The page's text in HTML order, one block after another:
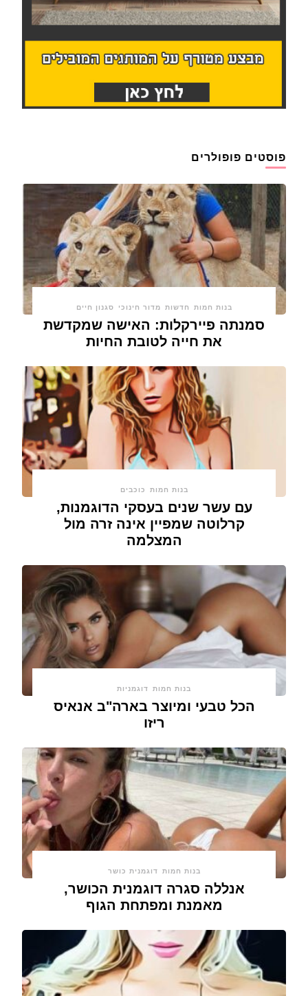
פוסטים פופולרים
בנות חמות חדשות מדור חינוכי סגנון חיים
סמנתה פיירקלות: האישה שמקדשת
את חייה לטובת החיות
בנות חמות כוכבים
עם עשר שנים בעסקי הדוגמנות,
קרלוטה שמפיין אינה זרה מול
המצלמה
בנות חמות דוגמניות
הכל טבעי ומיוצר בארה"ב אנאיס
ריזו
בנות חמות דוגמנית כושר
אנללה סגרה דוגמנית הכושר,
מאמנת ומפתחת הגוף